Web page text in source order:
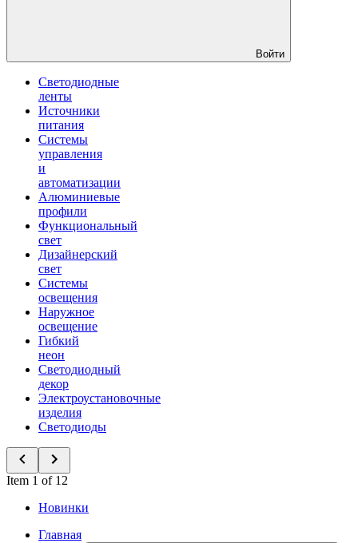
Войти
Светодиодные
ленты
Источники
питания
Системы
управления
и
автоматизации
Алюминиевые
профили
Функциональный
свет
Дизайнерский
свет
Системы
освещения
Наружное
освещение
Гибкий
неон
Светодиодный
декор
Электроустановочные
изделия
Светодиоды
Item 1 of 12
Новинки
Главная